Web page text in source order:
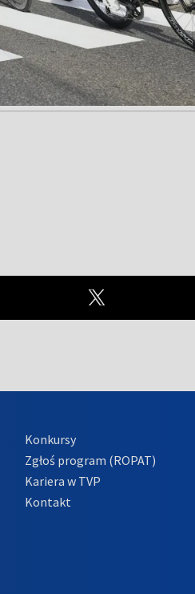
Konkursy
Zgłoś program (ROPAT)
Kariera w TVP
Kontakt